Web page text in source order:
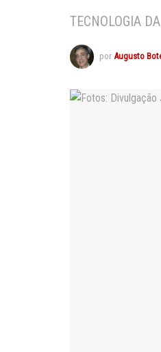
TECNOLOGIA
por Augusto